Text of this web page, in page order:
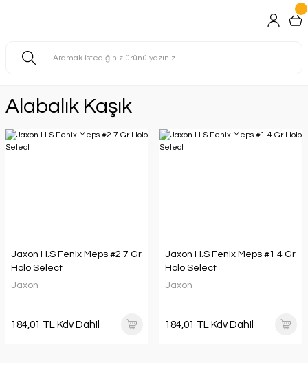
Alabalık Kaşık
Jaxon H.S Fenix Meps #2 7 Gr
Holo Select
Jaxon
184,01 TL Kdv Dahil
Jaxon H.S Fenix Meps #1 4 Gr
Holo Select
Jaxon
184,01 TL Kdv Dahil